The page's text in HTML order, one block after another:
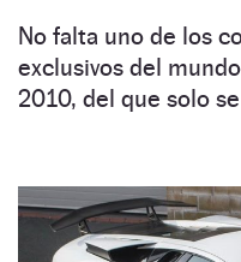
No falta uno de los
exclusivos del
2010, del que solo